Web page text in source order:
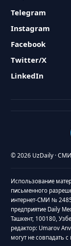
Telegram
Instagram
Facebook
Twitter/X
LinkedIn
© 2026 UzDaily ·
Использование
письменного
интернет-СМИ №
предприятие Daily
Ташкент, 100180,
редактор: Umarov
могут не совпадать